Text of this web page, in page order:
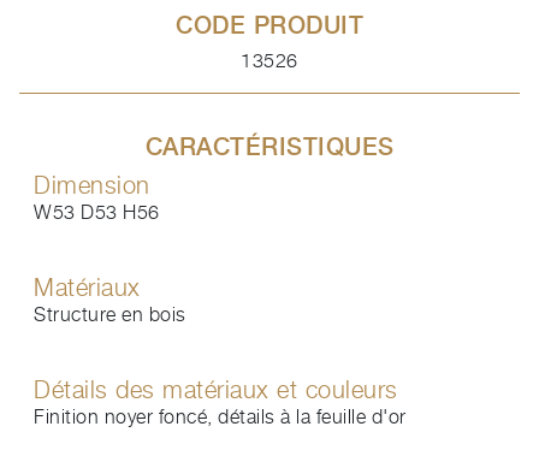
CODE PRODUIT
13526
CARACTÉRISTIQUES
Dimension
W53 D53 H56
Matériaux
Structure en bois
Détails des matériaux et couleurs
Finition noyer foncé, détails à la feuille d'or